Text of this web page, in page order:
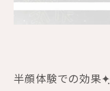
半顔体験での効果✦ฺ